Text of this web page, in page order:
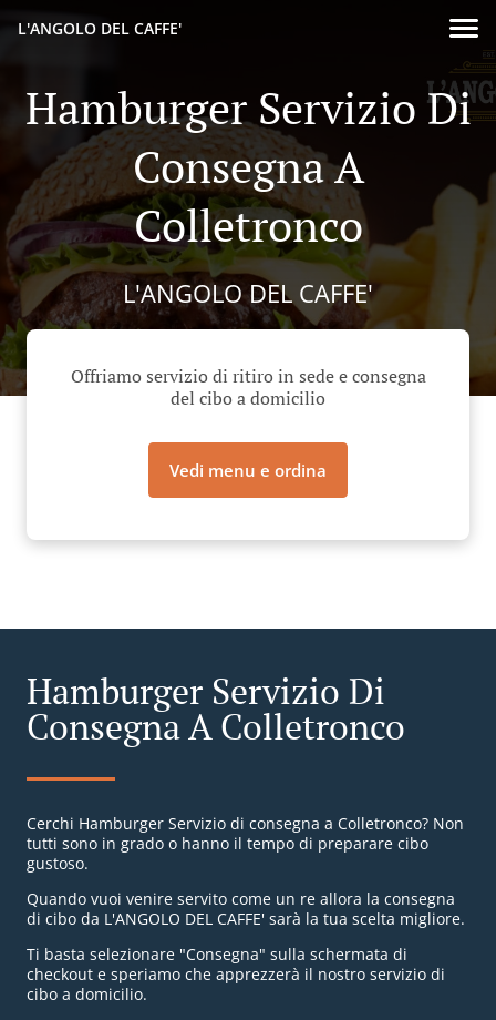
L'ANGOLO DEL CAFFE'
Hamburger Servizio Di
Consegna A
Colletronco
L'ANGOLO DEL CAFFE'
Offriamo servizio di ritiro in sede e consegna
del cibo a domicilio
Vedi menu e ordina
Hamburger Servizio Di
Consegna A Colletronco
Cerchi Hamburger Servizio di consegna a Colletronco? Non
tutti sono in grado o hanno il tempo di preparare cibo
gustoso.
Quando vuoi venire servito come un re allora la consegna
di cibo da L'ANGOLO DEL CAFFE' sarà la tua scelta migliore.
Ti basta selezionare "Consegna" sulla schermata di
checkout e speriamo che apprezzerà il nostro servizio di
cibo a domicilio.